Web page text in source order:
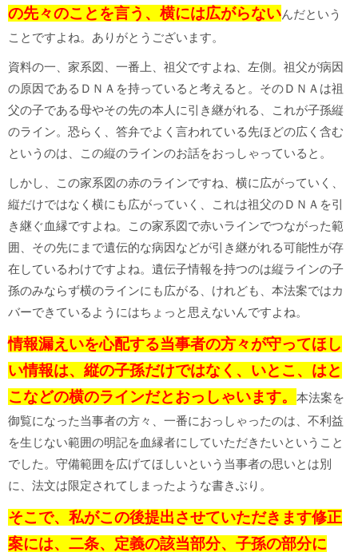
の先々のことを言う、横には広がらないんだという
ことですよね。ありがとうございます。
資料の一、家系図、一番上、祖父ですよね、左側。祖父が病因
の原因であるＤＮＡを持っていると考えると。そのＤＮＡは祖
父の子である母やその先の本人に引き継がれる、これが子孫縦
のライン。恐らく、答弁でよく言われている先ほどの広く含む
というのは、この縦のラインのお話をおっしゃっていると。
しかし、この家系図の赤のラインですね、横に広がっていく、
縦だけではなく横にも広がっていく、これは祖父のＤＮＡを引
き継ぐ血縁ですよね。この家系図で赤いラインでつながった範
囲、その先にまで遺伝的な病因などが引き継がれる可能性が存
在しているわけですよね。遺伝子情報を持つのは縦ラインの子
孫のみならず横のラインにも広がる、けれども、本法案ではカ
バーできているようにはちょっと思えないんですよね。
情報漏えいを心配する当事者の方々が守ってほし
い情報は、縦の子孫だけではなく、いとこ、はと
こなどの横のラインだとおっしゃいます。
本法案を
御覧になった当事者の方々、一番におっしゃったのは、不利益
を生じない範囲の明記を血縁者にしていただきたいということ
でした。守備範囲を広げてほしいという当事者の思いとは別
に、法文は限定されてしまったような書きぶり。
そこで、私がこの後提出させていただきます修正
案には、二条、定義の該当部分、子孫の部分に